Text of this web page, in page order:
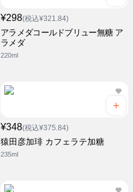
¥298(税込¥321.84)
アラメダコールドブリュー無糖 ア
ラメダ
220ml
¥348(税込¥375.84)
猿田彦加琲 カフェラテ加糖
235ml